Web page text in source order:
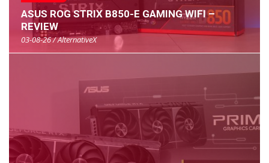
ASUS ROG STRIX B850-E GAMING WIFI –
REVIEW
03-08-26 / AlternativeX